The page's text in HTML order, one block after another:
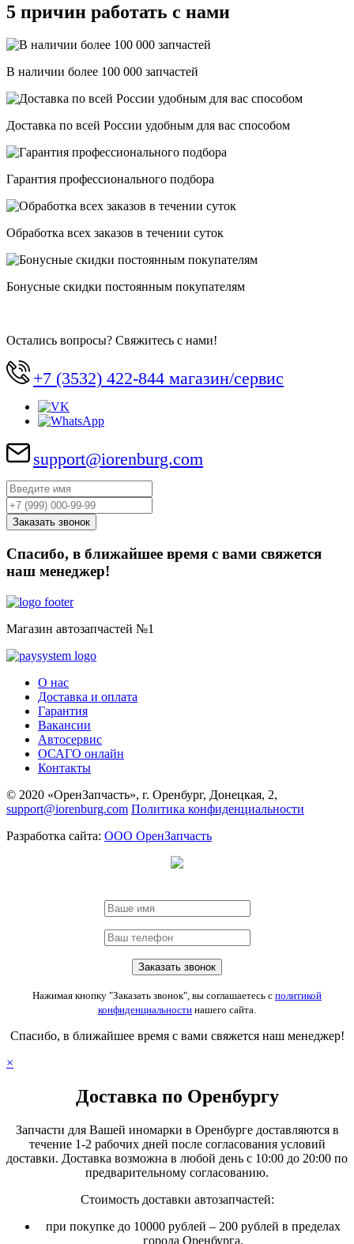
5 причин работать с нами
В наличии более 100 000 запчастей
Доставка по всей России удобным для вас способом
Гарантия профессионального подбора
Обработка всех заказов в течении суток
Бонусные скидки постоянным покупателям
Остались вопросы? Свяжитесь с нами!
+7 (3532) 422-844 магазин/сервис
support@iorenburg.com
Спасибо, в ближайшее время с вами свяжется
наш менеджер!
Магазин автозапчастей №1
О нас
Доставка и оплата
Гарантия
Вакансии
Автосервис
ОСАГО онлайн
Контакты
© 2020 «ОренЗапчасть», г. Оренбург, Донецкая, 2,
support@iorenburg.com Политика конфиденциальности
Разработка сайта: ООО ОренЗапчасть
Нажимая кнопку "Заказать звонок", вы соглашаетесь с политикой
конфиденциальности нашего сайта.
Спасибо, в ближайшее время с вами свяжется наш менеджер!
×
Доставка по Оренбургу
Запчасти для Вашей иномарки в Оренбурге доставляются в
течение 1-2 рабочих дней после согласования условий
доставки. Доставка возможна в любой день с 10:00 до 20:00 по
предварительному согласованию.
Стоимость доставки автозапчастей:
при покупке до 10000 рублей – 200 рублей в пределах
города Оренбурга.